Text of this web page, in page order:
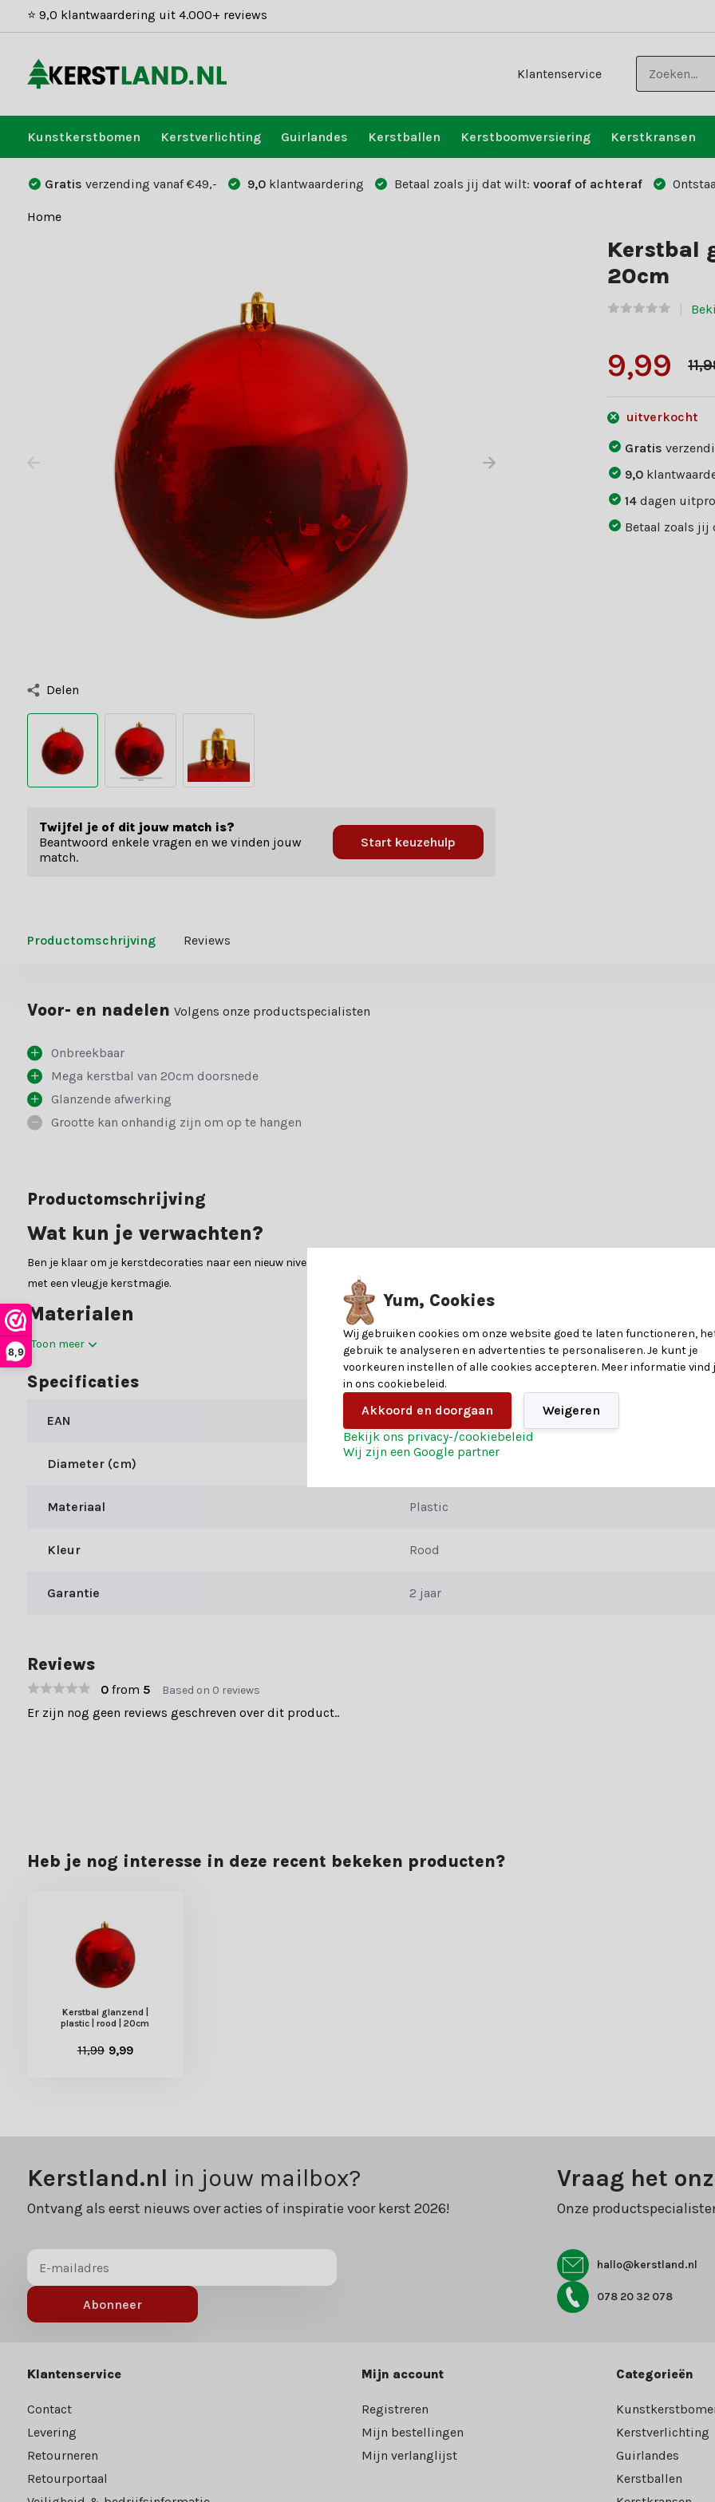
8,9
⭐ 9,0 klantwaardering uit 4.000+ reviews
Klantenservice
Kunstkerstbomen Kerstverlichting Guirlandes Kerstballen Kerstboomversiering Kerstkransen
Gratis verzending vanaf €49,- 9,0 klantwaardering Betaal zoals jij dat wilt: vooraf of achteraf
Home
Delen
Twijfel je of dit jouw match is?
Beantwoord enkele vragen en we vinden jouw
match.
Start keuzehulp
Kerstbal
20cm
9,99
uitverkocht
Gratis
9,0
14dagen
Betaal zoals
Productomschrijving Reviews
Voor- en nadelen Volgens onze productspecialisten
Onbreekbaar
Mega kerstbal van 20cm doorsnede
Glanzende afwerking
Grootte kan onhandig zijn om op te hangen
Productomschrijving
Wat kun je verwachten?
Ben je klaar om je kerstdecoraties naar een nieuw niveau te tillen? De Kerstbal glanzend | plastic | rood | 20cm is de perfecte
met een vleugje kerstmagie.
Materialen
In de gedetailleerde specificatietabel vind je alle belangrijke informatie over de materialen en eigenschappen van dit product. Heb je
om je te helpen met al je zorgen.
Waarom kiezen voor Kerstland.nl?
Kerstland.nl is jouw bestemming voor alles wat met kerst te maken heeft. Of je nu op zoek bent naar betoverende verlichting,
straalt, wij hebben de mooiste items om jouw kerst te transformeren. Heb je hulp nodig? Onze klantenservice biedt persoonlijk
kerstdecoratie eenvoudig.
Snelle levering (1-3 werkdagen)
Toon meer
Specificaties
EAN 8716128753514
Diameter (cm)
Materiaal Plastic
Kleur Rood
Garantie 2 jaar
Reviews
0from 5 Based on 0 reviews
Er zijn nog geen reviews geschreven over dit product..
Heb je nog interesse in deze recent bekeken producten?
Kerstbal glanzend |
plastic | rood | 20cm
11,99 9,99
Kerstland.nl in jouw mailbox?
Ontvang als eerst nieuws over acties of inspiratie voor kerst 2026!
Abonneer
Vraag het
Onze
hallo@kerstland.nl
078 20 32 078
Klantenservice
Contact
Levering
Retourneren
Retourportaal
Mijn account
Registreren
Mijn bestellingen
Mijn verlanglijst
Categorieën
Kerstverlichting
Guirlandes
Kerstballen
Yum, Cookies
Wij gebruiken cookies om onze website goed te laten functioneren,
gebruik te analyseren en advertenties te personaliseren. Je kunt je
voorkeuren instellen of alle cookies accepteren. Meer informatie vind
in ons cookiebeleid.
Akkoord en doorgaan
Weigeren
Bekijk ons privacy-/cookiebeleid
Wij zijn een Google partner